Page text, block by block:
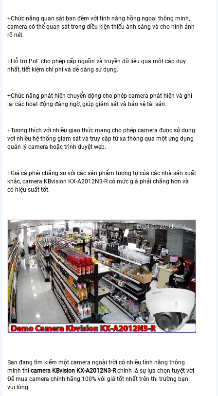
+Chức năng quan sát ban đêm với tính năng hồng ngoại thông minh,
camera có thể quan sát trong điều kiện thiếu ánh sáng và cho hình ảnh
rõ nét.
+Hỗ trợ PoE cho phép cấp nguồn và truyền dữ liệu qua một cáp duy
nhất, tiết kiệm chi phí và dễ dàng sử dụng.
+Chức năng phát hiện chuyển động cho phép camera phát hiện và ghi
lại các hoạt động đáng ngờ, giúp giám sát và bảo vệ tài sản.
+Tương thích với nhiều giao thức mạng cho phép camera được sử dụng
với nhiều hệ thống giám sát và truy cập từ xa thông qua một ứng dụng
quản lý camera hoặc trình duyệt web.
+Giá cả phải chăng so với các sản phẩm tương tự của các nhà sản xuất
khác, camera KBvision KX-A2012N3-R có mức giá phải chăng hơn và
có hiệu suất tốt.
Bạn đang tìm kiếm một camera ngoài trời có nhiều tính năng thông
minh thì camera KBvision KX-A2012N3-Rchính là sự lựa chọn tuyệt vời.
Để mua camera chính hãng 100% với giá tốt nhất trên thị trường bạn
vui lòng: